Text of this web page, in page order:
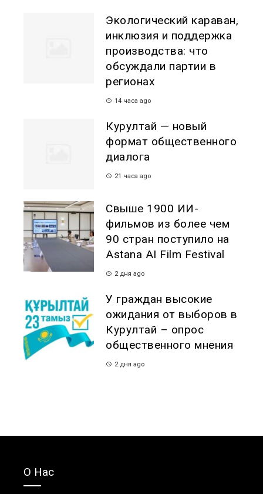
Экологический караван,
инклюзия и поддержка
производства: что
обсуждали партии в
регионах
14 часа ago
Курултай — новый
формат общественного
диалога
21 часа ago
Свыше 1900 ИИ-
фильмов из более чем
90 стран поступило на
Astana AI Film Festival
2 дня ago
У граждан высокие
ожидания от выборов в
Курултай – опрос
общественного мнения
2 дня ago
О Нас